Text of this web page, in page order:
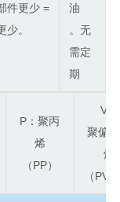
件更少 =
少。
油
。无
需定
期
P：聚丙
烯
（PP）
V：
聚偏
烯
（